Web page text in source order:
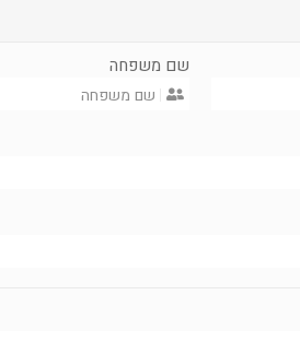
שם משפחה